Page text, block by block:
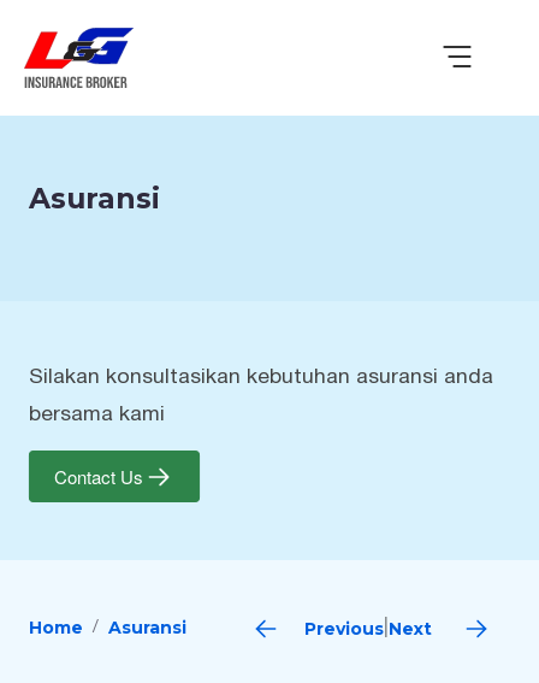
Asuransi
Silakan konsultasikan kebutuhan asuransi anda
bersama kami
Contact Us
Home Asuransi Previous Next